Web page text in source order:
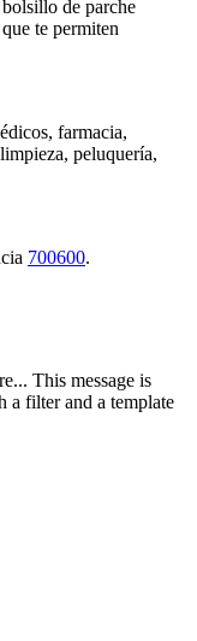
de parche
te permiten
farmacia,
peluquería,
700600.
This message is
a filter and a template